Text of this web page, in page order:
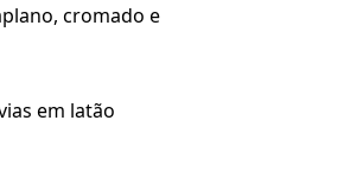
cromado e
em latão